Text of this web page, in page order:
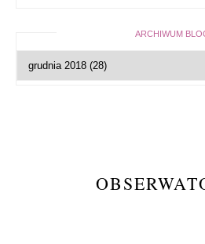
ARCHIWUM